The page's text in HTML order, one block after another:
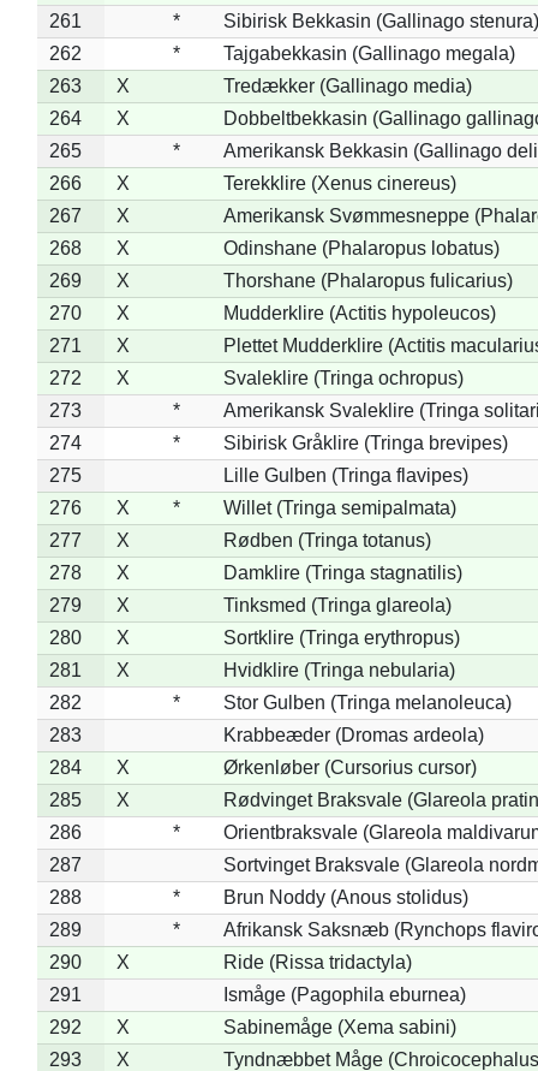
261
*
Sibirisk Bekkasin (Gallinago stenura)
262
*
Tajgabekkasin (Gallinago megala)
263
X
Tredækker (Gallinago media)
264
X
Dobbeltbekkasin (Gallinago
265
*
Amerikansk Bekkasin (Gallinago
266
X
Terekklire (Xenus cinereus)
267
X
Amerikansk Svømmesneppe
268
X
Odinshane (Phalaropus lobatus)
269
X
Thorshane (Phalaropus fulicarius)
270
X
Mudderklire (Actitis hypoleucos)
271
X
Plettet Mudderklire (Actitis
272
X
Svaleklire (Tringa ochropus)
273
*
Amerikansk Svaleklire (Tringa
274
*
Sibirisk Gråklire (Tringa brevipes)
275
Lille Gulben (Tringa flavipes)
276
X *
Willet (Tringa semipalmata)
277
X
Rødben (Tringa totanus)
278
X
Damklire (Tringa stagnatilis)
279
X
Tinksmed (Tringa glareola)
280
X
Sortklire (Tringa erythropus)
281
X
Hvidklire (Tringa nebularia)
282
*
Stor Gulben (Tringa melanoleuca)
283
Krabbeæder (Dromas ardeola)
284
X
Ørkenløber (Cursorius cursor)
285
X
Rødvinget Braksvale (Glareola
286
*
Orientbraksvale (Glareola
287
Sortvinget Braksvale (Glareola
288
*
Brun Noddy (Anous stolidus)
289
*
Afrikansk Saksnæb (Rynchops
290
X
Ride (Rissa tridactyla)
291
Ismåge (Pagophila eburnea)
292
X
Sabinemåge (Xema sabini)
293
X
Tyndnæbbet Måge